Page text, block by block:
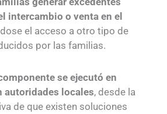
intercambio o venta en el
el acceso a otro tipo de
por las familias.
se ejecutó en
autoridades locales, desde la
de que existen soluciones